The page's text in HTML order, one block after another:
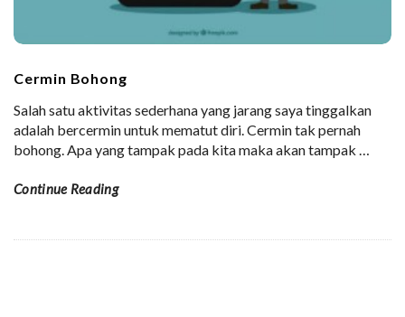
Cermin Bohong
Salah satu aktivitas sederhana yang jarang saya tinggalkan
adalah bercermin untuk mematut diri. Cermin tak pernah
bohong. Apa yang tampak pada kita maka akan tampak …
Continue Reading